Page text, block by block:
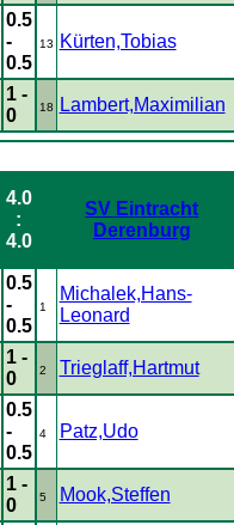
0.5
-
0.5
13 Kürten,Tobias
1 -
0
18 Lambert,Maximilian
4.0
:
4.0
SV Eintracht
Derenburg
0.5
-
0.5
1
Michalek,Hans-
Leonard
1 -
0
2 Trieglaff,Hartmut
0.5
-
0.5
4 Patz,Udo
1 -
0
5 Mook,Steffen